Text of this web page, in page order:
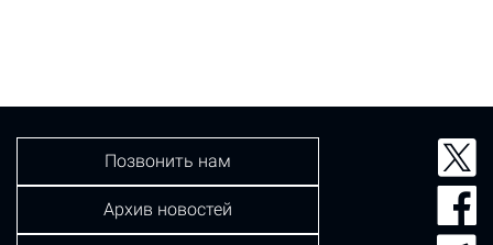
Позвонить нам
Архив новостей